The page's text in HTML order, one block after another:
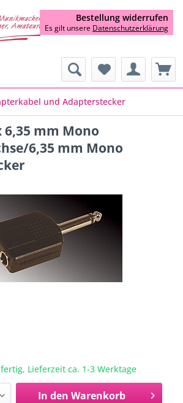
und Adapterstecker
6,35 mm Mono
6,35 mm Mono
Lieferzeit ca. 1-3 Werktage
In den Warenkorb
Bestellung widerrufen
Es gilt unsere Datenschutzerklärung